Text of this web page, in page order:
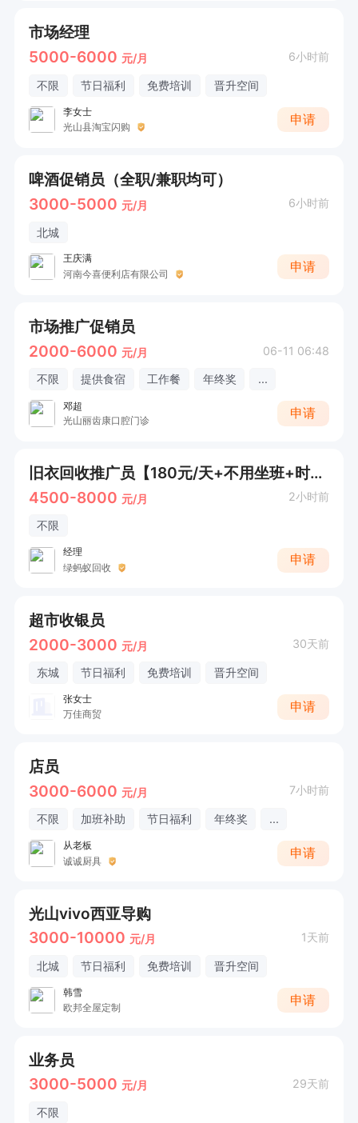
市场经理
5000-6000 元/月 6小时前
不限 节日福利 免费培训 晋升空间
李女士
光山县淘宝闪购
申请
啤酒促销员（全职/兼职均可）
3000-5000 元/月 6小时前
北城
王庆满
河南今喜便利店有限公司
申请
市场推广促销员
2000-6000 元/月 06-11 06:48
不限 提供食宿 工作餐 年终奖 ...
邓超
光山丽齿康口腔门诊
申请
旧衣回收推广员【180元/天+不用坐班+时间自由】
4500-8000 元/月 2小时前
不限
经理
绿蚂蚁回收
申请
超市收银员
2000-3000 元/月 30天前
东城 节日福利 免费培训 晋升空间
张女士
万佳商贸
申请
店员
3000-6000 元/月 7小时前
不限 加班补助 节日福利 年终奖 ...
从老板
诚诚厨具
申请
光山vivo西亚导购
3000-10000 元/月 1天前
北城 节日福利 免费培训 晋升空间
韩雪
欧邦全屋定制
申请
业务员
3000-5000 元/月 29天前
不限